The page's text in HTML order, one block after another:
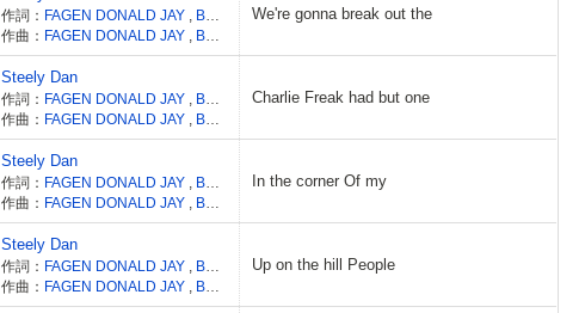
作詞： FAGEN DONALD JAY
BECKER WALTER CARL
作曲： FAGEN DONALD JAY BECKER WALTER CARL
We're gonna break out the
Steely Dan
作詞： FAGEN DONALD JAY
BECKER WALTER CARL
作曲： FAGEN DONALD JAY BECKER WALTER CARL
Charlie Freak had but one
Steely Dan
作詞： FAGEN DONALD JAY
BECKER WALTER CARL
作曲： FAGEN DONALD JAY BECKER WALTER CARL
In the corner Of my
Steely Dan
作詞： FAGEN DONALD JAY
BECKER WALTER CARL
作曲： FAGEN DONALD JAY BECKER WALTER CARL
Up on the hill People